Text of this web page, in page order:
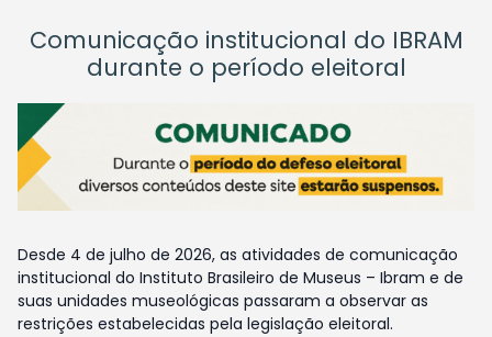
Comunicação institucional do IBRAM
durante o período eleitoral
Desde 4 de julho de 2026, as atividades de comunicação
institucional do Instituto Brasileiro de Museus – Ibram e de
suas unidades museológicas passaram a observar as
restrições estabelecidas pela legislação eleitoral.